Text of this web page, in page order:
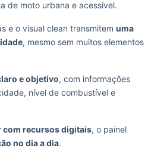
de moto urbana e acessível.
e o visual clean transmitem uma
, mesmo sem muitos elementos
e objetivo, com informações
nível de combustível e
com recursos digitais, o painel
no dia a dia.